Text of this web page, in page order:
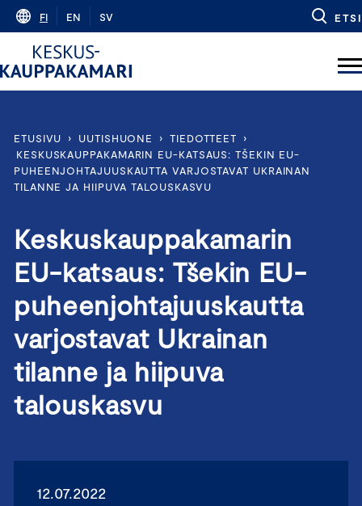
Skip
content
FI EN SV ETSI
ETUSIVU › UUTISHUONE › TIEDOTTEET
›
KESKUSKAUPPAKAMARIN EU-KATSAUS: TŠEKIN EU-
PUHEENJOHTAJUUSKAUTTA VARJOSTAVAT UKRAINAN
TILANNE JA HIIPUVA TALOUSKASVU
Keskuskauppakamarin
EU-katsaus: Tšekin EU-
puheenjohtajuuskautta
varjostavat Ukrainan
tilanne ja hiipuva
talouskasvu
12.07.2022